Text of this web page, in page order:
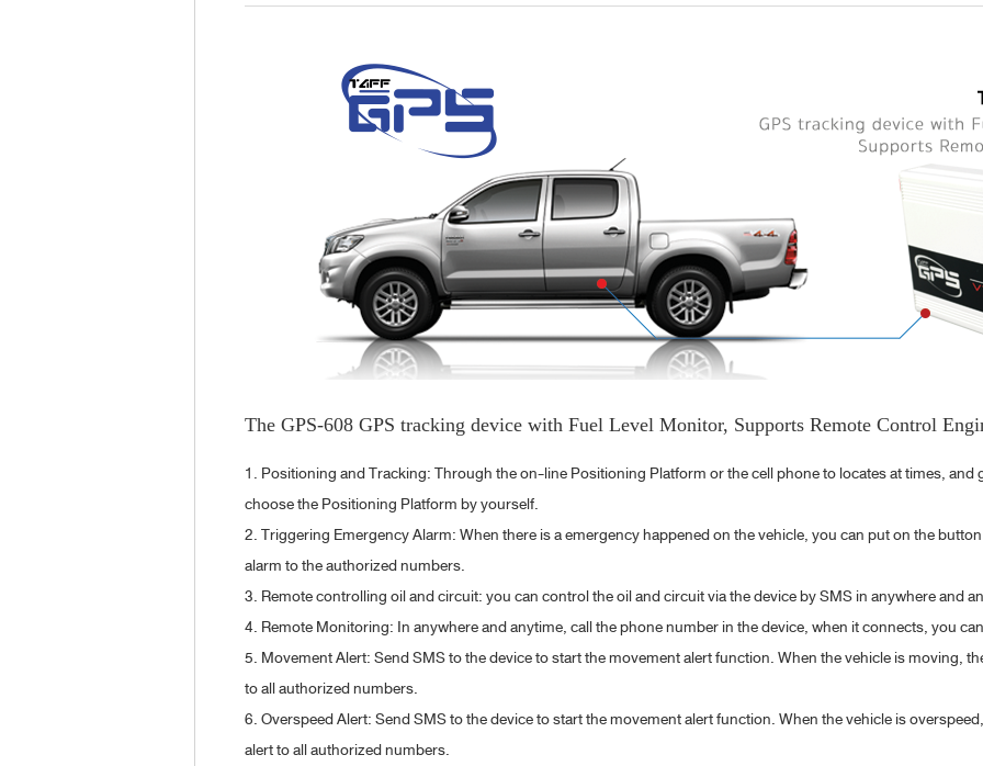
The GPS-608 GPS tracking device with Fuel Level Monitor, Supports Remote Control
1. Positioning and Tracking: Through the on-line Positioning Platform or the cell phone to locates at times, and
choose the Positioning Platform by yourself.
2. Triggering Emergency Alarm: When there is a emergency happened on the vehicle, you can put on the
alarm to the authorized numbers.
3. Remote controlling oil and circuit: you can control the oil and circuit via the device by SMS in anywhere and
4. Remote Monitoring: In anywhere and anytime, call the phone number in the device, when it connects, you
5. Movement Alert: Send SMS to the device to start the movement alert function. When the vehicle is moving,
to all authorized numbers.
6. Overspeed Alert: Send SMS to the device to start the movement alert function. When the vehicle is
alert to all authorized numbers.